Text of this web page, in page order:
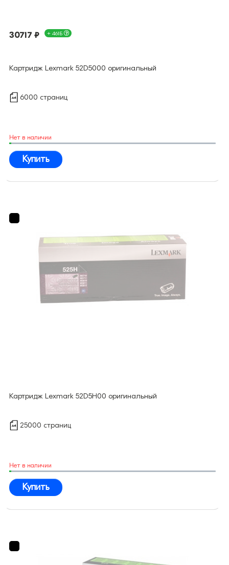
30717 ₽ + 461Б
Картридж Lexmark 52D5000 оригинальный
6000 страниц
Нет в наличии
Купить
Картридж Lexmark 52D5H00 оригинальный
25000 страниц
Нет в наличии
Купить